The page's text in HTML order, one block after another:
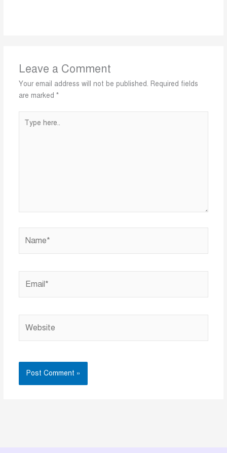
Leave a Comment
Your email address will not be published. Required fields
are marked *
here..